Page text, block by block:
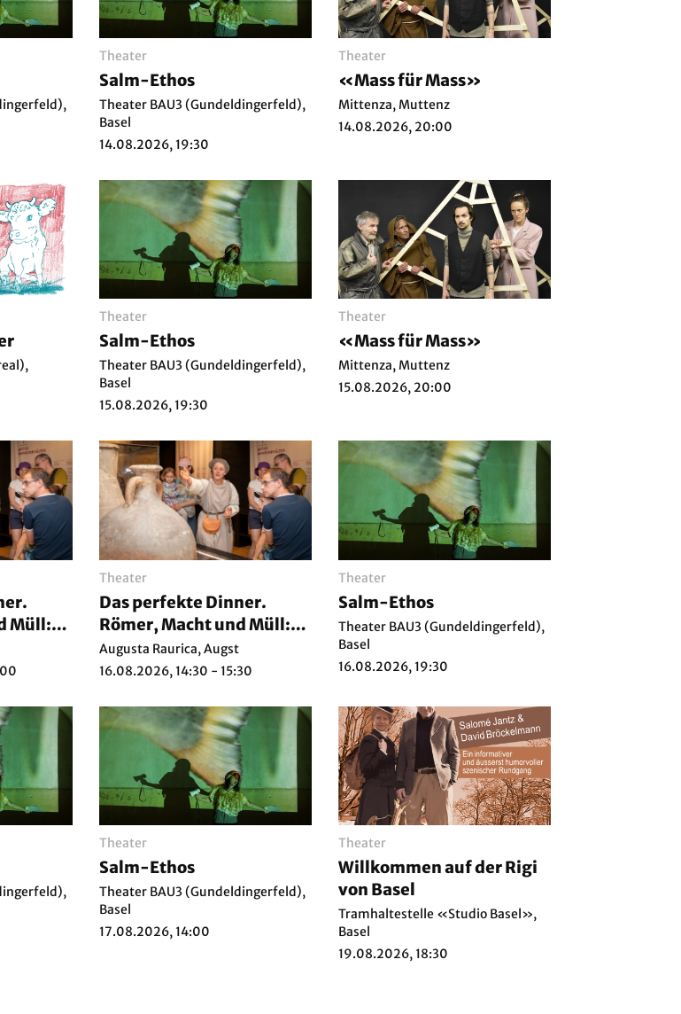
Theater
Salm-Ethos
Theater BAU3 (Gundeldingerfeld),
Basel
14.08.2026, 19:30
Theater
«Mass für Mass»
Mittenza, Muttenz
14.08.2026, 20:00
Theater
Salm-Ethos
Theater BAU3 (Gundeldingerfeld),
Basel
15.08.2026, 19:30
Theater
«Mass für Mass»
Mittenza, Muttenz
15.08.2026, 20:00
Müll:
Theater
Das perfekte Dinner.
Römer, Macht und Müll:
Ein szenischer Rundgang
für die ganze Familie
Augusta Raurica, Augst
16.08.2026, 14:30 - 15:30
Theater
Salm-Ethos
Theater BAU3 (Gundeldingerfeld),
Basel
16.08.2026, 19:30
Theater
Salm-Ethos
Theater BAU3 (Gundeldingerfeld),
Basel
17.08.2026, 14:00
Theater
Willkommen auf der Rigi
von Basel
Tramhaltestelle «Studio Basel»,
Basel
19.08.2026, 18:30